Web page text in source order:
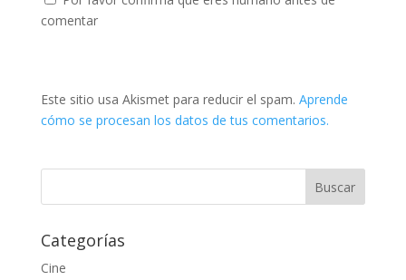
comentar
Este sitio usa Akismet para reducir el spam. Aprende
cómo se procesan los datos de tus comentarios.
Categorías
Cine